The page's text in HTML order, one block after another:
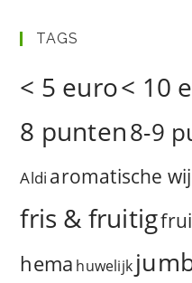
TAGS
< 5 euro< 10
8 punten8-9
Aldi aromatische
fris & fruitig
hema huwelijk